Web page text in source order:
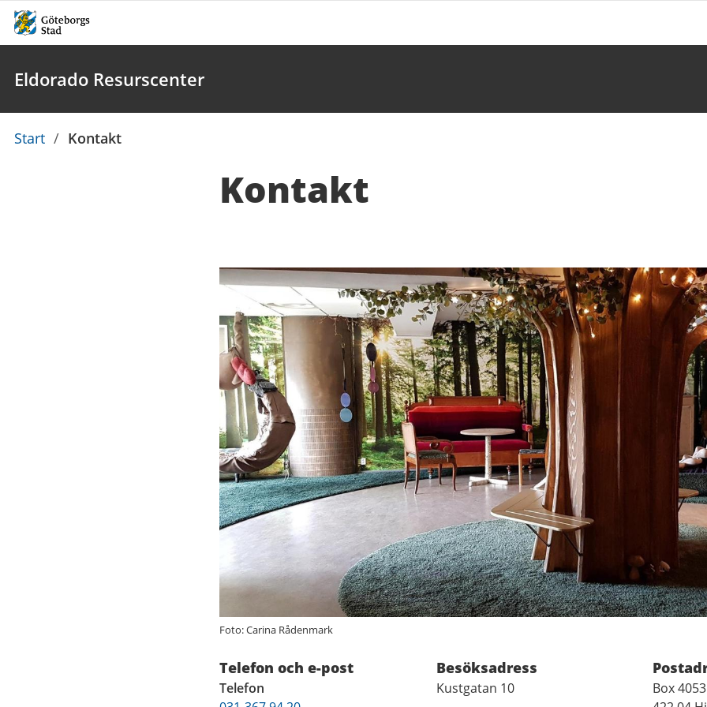
Eldorado Resurscenter
Du
Start / Kontakt
Kontakt
Kontaktuppgifter
Foto: Carina Rådenmark
Telefon och e-post
Telefon
Besöksadress
Kustgatan 10
Box 4053